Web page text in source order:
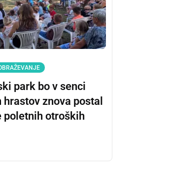
park bo v senci
znova postal
poletnih otroških